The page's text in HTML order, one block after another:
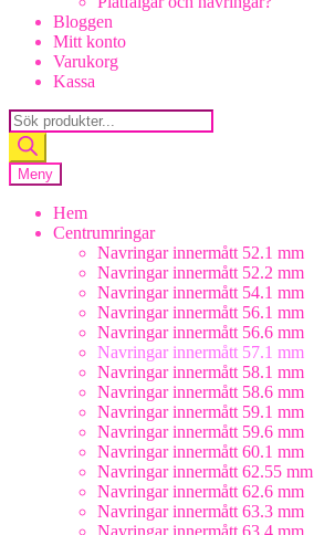
Bloggen
Mitt konto
Varukorg
Kassa
Products
search
Meny
Hem
Centrumringar
Navringar innermått 52.1 mm
Navringar innermått 52.2 mm
Navringar innermått 54.1 mm
Navringar innermått 56.1 mm
Navringar innermått 56.6 mm
Navringar innermått 57.1 mm
Navringar innermått 58.1 mm
Navringar innermått 58.6 mm
Navringar innermått 59.1 mm
Navringar innermått 59.6 mm
Navringar innermått 60.1 mm
Navringar innermått 62.55 mm
Navringar innermått 62.6 mm
Navringar innermått 63.3 mm
Navringar innermått 63.4 mm